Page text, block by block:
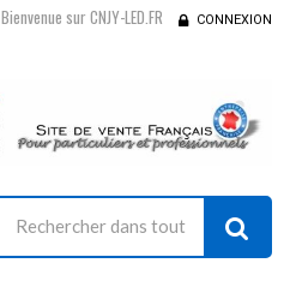
Bienvenue sur CNJY-LED.FR CONNEXION